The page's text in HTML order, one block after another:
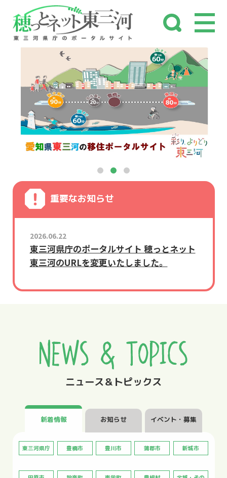
重要なお知らせ
2026.06.22
東三河県庁のポータルサイト 穂っとネット
東三河のURLを変更いたしました。
ニュース＆トピックス
新着情報 お知らせ イベント・募集
東三河県庁 豊橋市 豊川市 蒲郡市 新城市